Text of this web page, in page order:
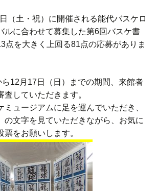
（土・祝）に開催される能代バスケロ
ルに合わせて募集した第6回バスケ書
点を大きく上回る81点の応募がありま
12月17日（日）までの期間、来館者
していただきます。
ミュージアムに足を運んでいただき、
の文字を見ていただきながら、お気に
票をお願いします。